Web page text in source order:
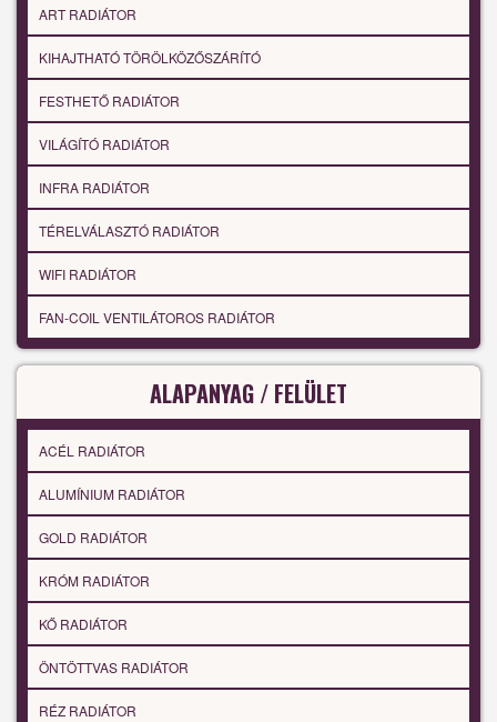
ART RADIÁTOR
KIHAJTHATÓ TÖRÖLKÖZŐSZÁRÍTÓ
FESTHETŐ RADIÁTOR
VILÁGÍTÓ RADIÁTOR
INFRA RADIÁTOR
TÉRELVÁLASZTÓ RADIÁTOR
WIFI RADIÁTOR
FAN-COIL VENTILÁTOROS RADIÁTOR
ALAPANYAG / FELÜLET
ACÉL RADIÁTOR
ALUMÍNIUM RADIÁTOR
GOLD RADIÁTOR
KRÓM RADIÁTOR
KŐ RADIÁTOR
ÖNTÖTTVAS RADIÁTOR
RÉZ RADIÁTOR